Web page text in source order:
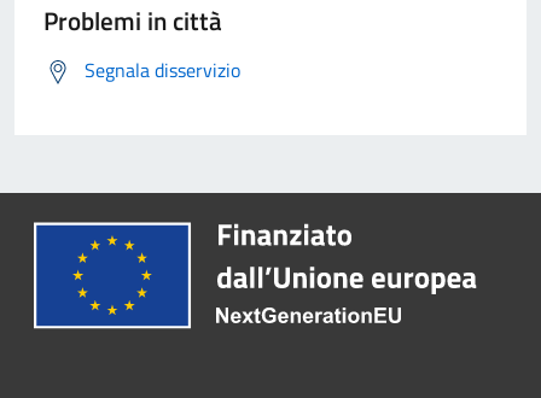
Problemi in città
Segnala disservizio